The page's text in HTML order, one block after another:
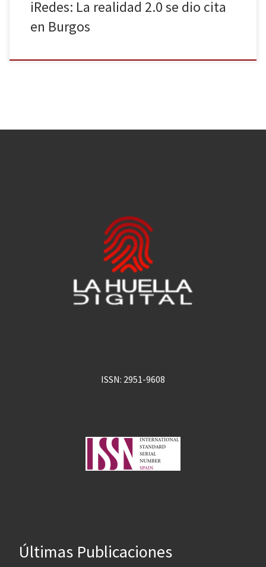
iRedes: La realidad 2.0 se dio cita
en Burgos
ISSN: 2951-9608
Últimas Publicaciones